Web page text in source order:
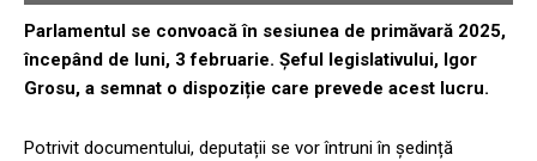
Parlamentul se convoacă în sesiunea de primăvară 2025,
începând de luni, 3 februarie. Șeful legislativului, Igor
Grosu, a semnat o dispoziție care prevede acest lucru.
Potrivit documentului, deputații se vor întruni în ședință